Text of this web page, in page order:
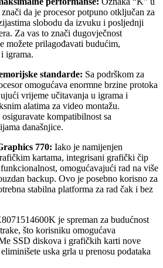
da je procesor potpuno otključan za
slobodu da izvuku i posljednji
Za vas to znači dugovječnost
možete prilagođavati budućim,
igrama.
standarde: Sa podrškom za
omogućava enormne brzine protoka
vrijeme učitavanja u igrama i
alatima za video montažu.
kompatibilnost sa
današnjice.
770: Iako je namijenjen
kartama, integrisani grafički čip
omogućavajući rad na više
backup. Ovo je posebno korisno za
stabilna platforma za rad čak i bez
je spreman za budućnost
što korisniku omogućava
SSD diskova i grafičkih karti nove
uska grla u prenosu podataka